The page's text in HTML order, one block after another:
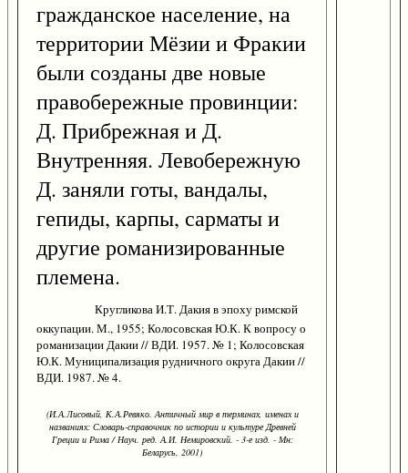
гражданское население, на
территории Мёзии и Фракии
были созданы две новые
правобережные провинции:
Д. Прибрежная и Д.
Внутренняя. Левобережную
Д. заняли готы, вандалы,
гепиды, карпы, сарматы и
другие романизированные
племена.
Кругликова И.Т. Дакия в эпоху римской
оккупации. М., 1955; Колосовская Ю.К. К вопросу о
романизации Дакии // ВДИ. 1957. № 1; Колосовская
Ю.К. Муниципализация рудничного округа Дакии //
ВДИ. 1987. № 4.
(И.А.Лисовый, К.А.Ревяко. Античный мир в терминах, именах и
названиях: Словарь-справочник по истории и культуре Древней
Греции и Рима / Науч. ред. А.И. Немировский. - 3-е изд. - Мн:
Беларусь, 2001)